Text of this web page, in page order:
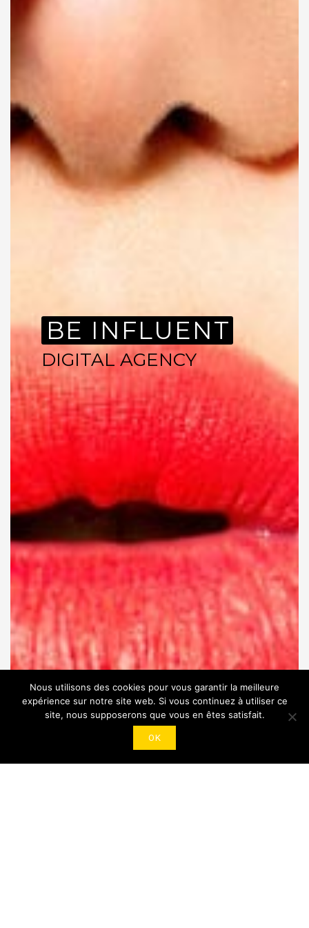
BE INFLUENT
DIGITAL AGENCY
Nous utilisons des cookies pour vous garantir la meilleure
expérience sur notre site web. Si vous continuez à utiliser ce
site, nous supposerons que vous en êtes satisfait.
OK